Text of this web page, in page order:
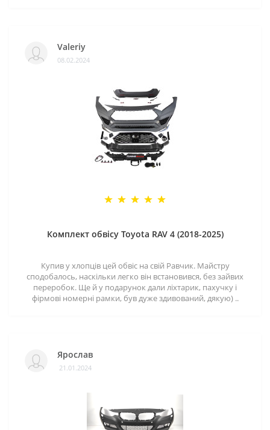
Valeriy
08.02.2024
Комплект обвісу Toyota RAV 4 (2018-2025)
Купив у хлопців цей обвіс на свій Равчик. Майстру
сподобалось, наскільки легко він встановився, без зайвих
переробок. Ще й у подарунок дали ліхтарик, пахучку і
фірмові номерні рамки, був дуже здивований, дякую) ..
Ярослав
21.01.2024